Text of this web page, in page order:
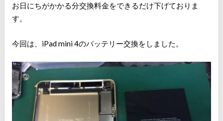
お日にちがかかる分交換料金をできるだけ下げておりま
す。
今回は、iPad mini 4のバッテリー交換をしました。